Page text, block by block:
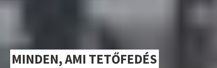
MINDEN, AMI TETŐFEDÉS